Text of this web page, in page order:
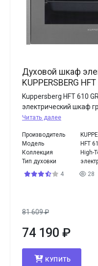
Духовой шкаф
KUPPERSBERG
Kuppersberg HFT 610
электрический шкаф
Читать далее
Производитель
Модель
HFT
Коллекция
High-
Тип духовки
4
28
81 609₽
74 190 ₽
КУПИТЬ